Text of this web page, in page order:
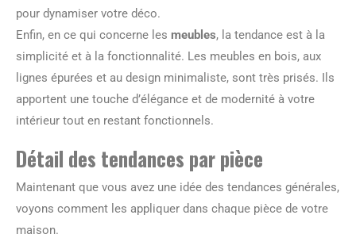
pour dynamiser votre déco.
Enfin, en ce qui concerne les meubles, la tendance est à la
simplicité et à la fonctionnalité. Les meubles en bois, aux
lignes épurées et au design minimaliste, sont très prisés. Ils
apportent une touche d’élégance et de modernité à votre
intérieur tout en restant fonctionnels.
Détail des tendances par pièce
Maintenant que vous avez une idée des tendances générales,
voyons comment les appliquer dans chaque pièce de votre
maison.